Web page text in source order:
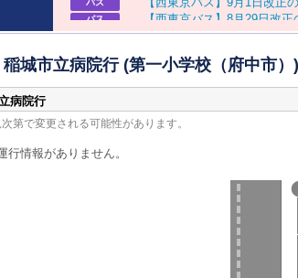
バス
バス 【西東京バス 】 8 月 29日改正
バス 【京王バス】お盆ダイヤのお
城市立病院行 (第一小学校（府中市
病院行
第で変更される可能性があります。
行情報がありません。